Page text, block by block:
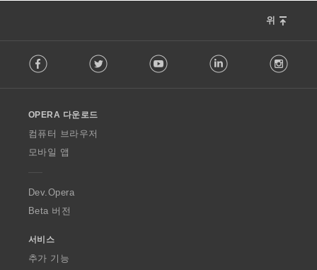
위
o
w
O
p
a
Facebook Twitter Youtube LinkedIn
OPERA 다운로드
컴퓨터 브라우저
모바일 앱
Dev.Opera
Beta 버전
서비스
추가 기능